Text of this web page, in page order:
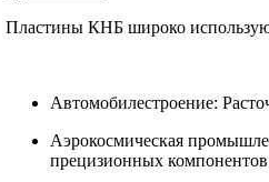
Пластины КНБ широко
Автомобилестроение:
Аэрокосмическая
прецизионных компонентов